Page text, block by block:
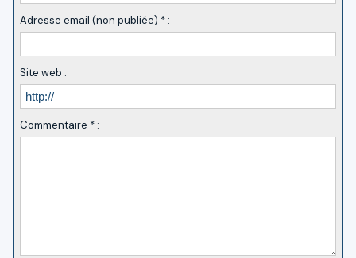
Adresse email (non publiée) * :
Site web :
Commentaire * :